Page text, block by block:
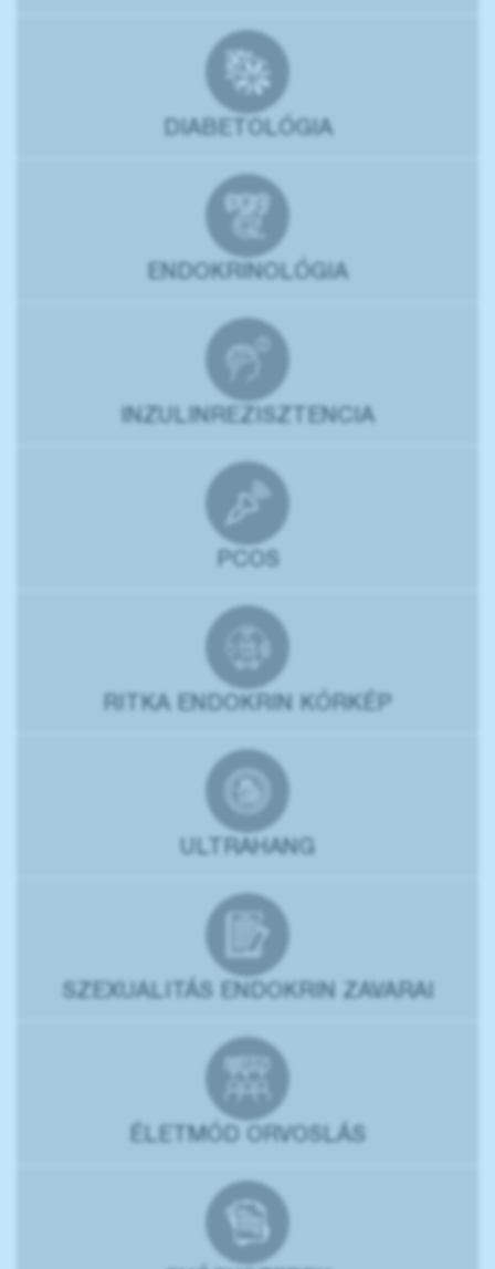
DIABETOLÓGIA
ENDOKRINOLÓGIA
INZULINREZISZTENCIA
PCOS
RITKA ENDOKRIN KÓRKÉP
ULTRAHANG
SZEXUALITÁS ENDOKRIN ZAVARAI
ÉLETMÓD ORVOSLÁS